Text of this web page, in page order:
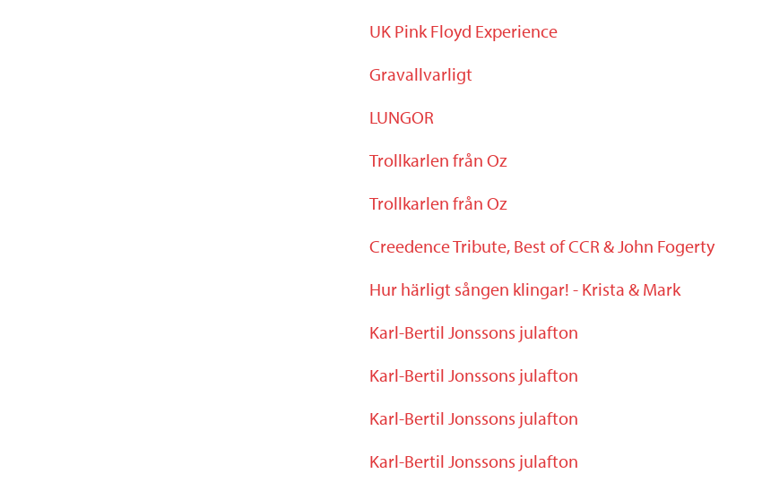
UK Pink Floyd Experience
Gravallvarligt
LUNGOR
Trollkarlen från Oz
Trollkarlen från Oz
Creedence Tribute, Best of CCR & John Fogerty
Hur härligt sången klingar! - Krista & Mark
Karl-Bertil Jonssons julafton
Karl-Bertil Jonssons julafton
Karl-Bertil Jonssons julafton
Karl-Bertil Jonssons julafton